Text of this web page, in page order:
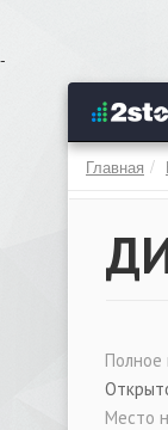
основному
содержанию
-
Главная
Полное
Место